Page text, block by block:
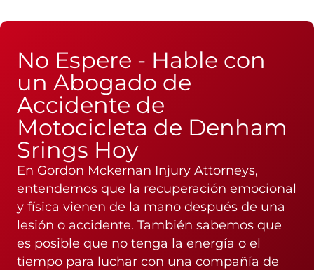
No Espere - Hable con
un Abogado de
Accidente de
Motocicleta de Denham
Srings Hoy
En Gordon Mckernan Injury Attorneys,
entendemos que la recuperación emocional
y física vienen de la mano después de una
lesión o accidente. También sabemos que
es posible que no tenga la energía o el
tiempo para luchar con una compañía de